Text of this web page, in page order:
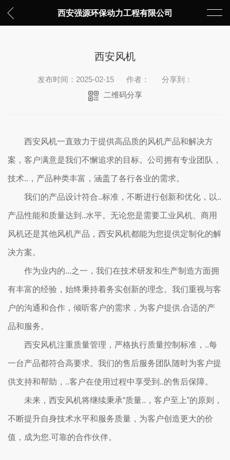
西安强源环保动力工程有限公司
西安风机
发布时间：2025-02-15 作者：
分享到：
二维码分享
西安风机一直致力于提供高品质的风机产品和解决方
案，客户满意是我们不懈追求的目标。公司拥有专业团队，
技术..，产品种类丰富，涵盖了各行各业的需求。
我们的产品设计符合..标准，不断进行创新和优化，以..
产品性能和质量达到..水平。无论您是需要工业风机、商用
风机还是其他风机产品，西安风机都能为您提供定制化的解
决方案。
作为业内的...之一，我们在技术研发和生产制造方面拥
有丰富的经验，始终秉持着务实创新的理念。我们重视与客
户的沟通和合作，倾听客户的需求，为客户提供.合适的产
品和服务。
西安风机注重质量管理，严格执行质量控制标准，..每
一台产品都符合高要求。我们的售后服务团队随时为客户提
供支持和帮助，..客户在使用过程中享受到..的售后保障。
未来，西安风机将继续秉承“质量..，客户至上”的原则，
不断提升自身技术水平和服务质量，为客户创造更大的价
值，成为您.可靠的合作伙伴。